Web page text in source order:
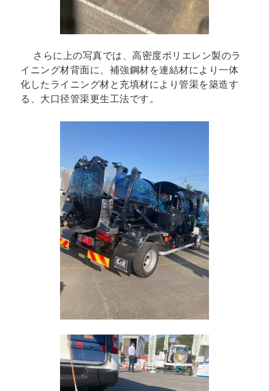
さらに上の写真では、高密度ポリエレン製のラ
イニング材背面に、補強鋼材を連結材により一体
化したライニング材と充填材により管渠を築造す
る、大口径管渠更生工法です。